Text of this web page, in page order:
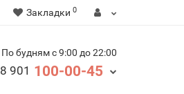
Закладки 0
По будням с 9:00 до 22:00
8 901 100-00-45